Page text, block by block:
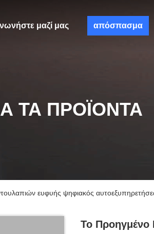
μαζί μας απόσπασμα
ΤΑ ΠΡΟΪΌΝΤΑ
ευφυής ψηφιακός
Το Προηγμένο